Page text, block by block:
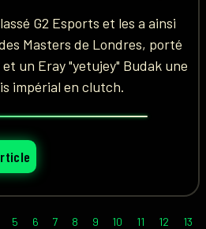
G2 Esports et les a ainsi
Masters de Londres, porté
un Eray "yetujey" Budak une
impérial en clutch.
5 6 7 8 9 10 11 12 13